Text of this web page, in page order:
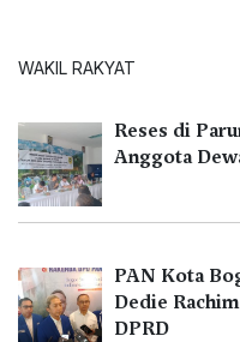
WAKIL RAKYAT
Reses di
Anggota
PAN Kota
Dedie
DPRD